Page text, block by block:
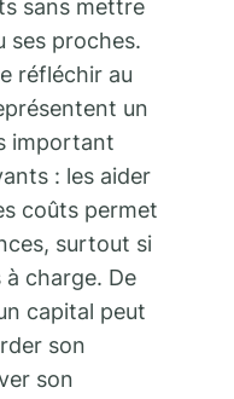
sans mettre
ses proches.
réfléchir au
un
important
: les aider
coûts permet
surtout si
charge. De
capital peut
son
son